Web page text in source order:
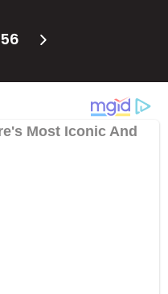
56